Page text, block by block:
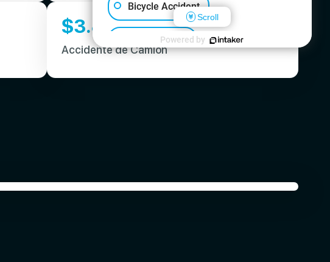
Accidente de Camión
$3.85M
Bicycle Accident
Other Injuries
Scroll
Powered by